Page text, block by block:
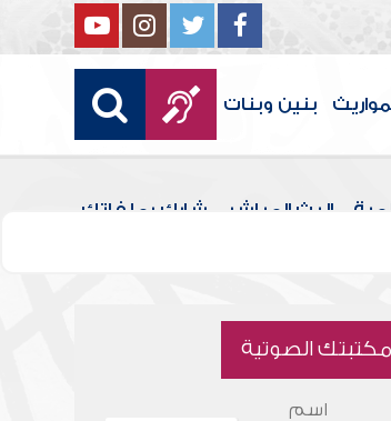
بنين وبنات
البث المباشر شارك بملفاتك
مكتبتك الصوتية
اسم